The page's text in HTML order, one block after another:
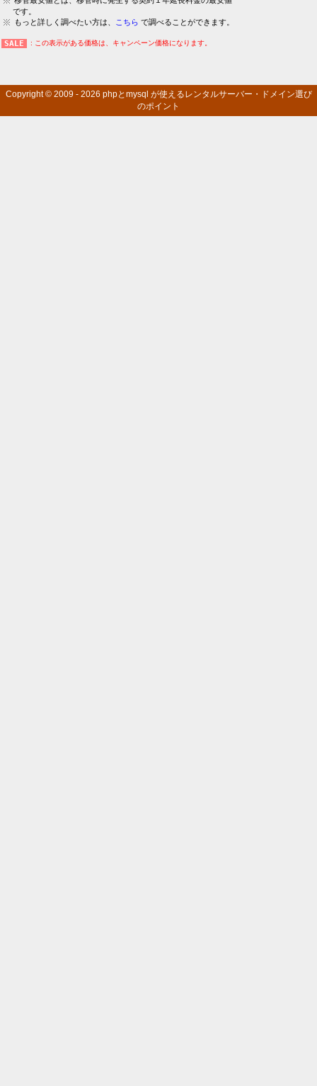
です。
もっと詳しく調べたい方は、
こちら で調べることができます。
: この表示がある価格は、キャンペーン価格になります。
Copyright © 2009 - 2026 phpとmysql が使えるレンタルサーバー・ドメイン選び
のポイント